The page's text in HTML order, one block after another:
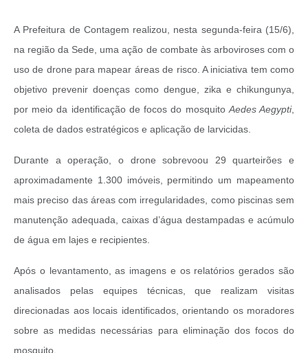
A Prefeitura de Contagem realizou, nesta segunda-feira (15/6),
na região da Sede, uma ação de combate às arboviroses com o
uso de drone para mapear áreas de risco. A iniciativa tem como
objetivo prevenir doenças como dengue, zika e chikungunya,
por meio da identificação de focos do mosquito Aedes Aegypti,
coleta de dados estratégicos e aplicação de larvicidas.
Durante a operação, o drone sobrevoou 29 quarteirões e
aproximadamente 1.300 imóveis, permitindo um mapeamento
mais preciso das áreas com irregularidades, como piscinas sem
manutenção adequada, caixas d’água destampadas e acúmulo
de água em lajes e recipientes.
Após o levantamento, as imagens e os relatórios gerados são
analisados pelas equipes técnicas, que realizam visitas
direcionadas aos locais identificados, orientando os moradores
sobre as medidas necessárias para eliminação dos focos do
mosquito.